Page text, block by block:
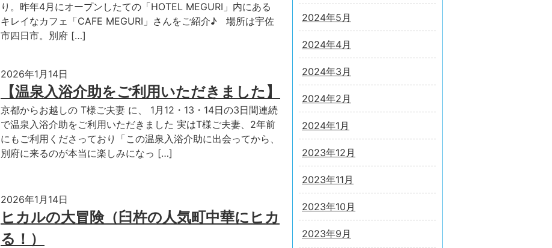
り。昨年4月にオープンしたての「HOTEL MEGURI」内にある
キレイなカフェ「CAFE MEGURI」さんをご紹介♪ 場所は宇佐
市四日市。別府 […]
2026年1月14日
【温泉入浴介助をご利用いただきました】
京都からお越しの T様ご夫妻 に、 1月12・13・14日の3日間連続
で温泉入浴介助をご利用いただきました 実はT様ご夫妻、2年前
にもご利用くださっており「この温泉入浴介助に出会ってから、
別府に来るのが本当に楽しみになっ […]
2026年1月14日
ヒカルの大冒険（臼杵の人気町中華にヒカ
る！）
2024年5月
2024年4月
2024年3月
2024年2月
2024年1月
2023年12月
2023年11月
2023年10月
2023年9月